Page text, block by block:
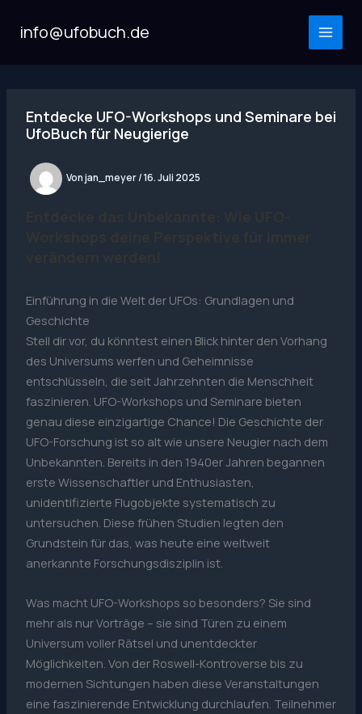
Inhaltinfo@ufobuch.de
Entdecke UFO-Workshops und Seminare bei
UfoBuch für Neugierige
Vonjan_meyer/16. Juli 2025
Einführung in die Welt der UFOs: Grundlagen und
Geschichte
Stell dir vor, du könntest einen Blick hinter den Vorhang
des Universums werfen und Geheimnisse
entschlüsseln, die seit Jahrzehnten die Menschheit
faszinieren. UFO-Workshops und Seminare bieten
genau diese einzigartige Chance! Die Geschichte der
UFO-Forschung ist so alt wie unsere Neugier nach dem
Unbekannten. Bereits in den 1940er Jahren begannen
erste Wissenschaftler und Enthusiasten,
unidentifizierte Flugobjekte systematisch zu
untersuchen. Diese frühen Studien legten den
Grundstein für das, was heute eine weltweit
anerkannte Forschungsdisziplin ist.
Was macht UFO-Workshops so besonders? Sie sind
mehr als nur Vorträge – sie sind Türen zu einem
Universum voller Rätsel und unentdeckter
Möglichkeiten. Von der Roswell-Kontroverse bis zu
modernen Sichtungen haben diese Veranstaltungen
eine faszinierende Entwicklung durchlaufen. Teilnehmer